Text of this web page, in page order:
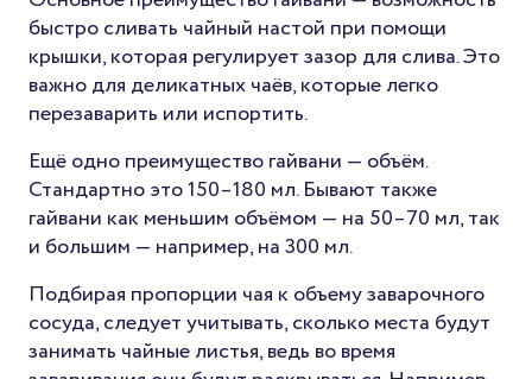
быстро сливать чайный настой при помощи
крышки, которая регулирует зазор для слива. Это
важно для деликатных чаёв, которые легко
перезаварить или испортить.
Ещё одно преимущество гайвани — объём.
Стандартно это 150–180 мл. Бывают также
гайвани как меньшим объёмом — на 50–70 мл, так
и большим — например, на 300 мл.
Подбирая пропорции чая к объему заварочного
сосуда, следует учитывать, сколько места будут
занимать чайные листья, ведь во время